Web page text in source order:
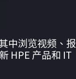
中浏览视频、报
HPE 产品和 IT